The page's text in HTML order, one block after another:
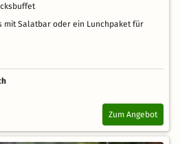
mit Salatbar oder ein Lunchpaket für
Zum Angebot